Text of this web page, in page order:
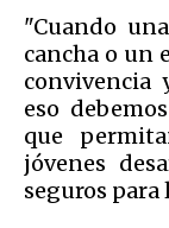
"Cuando
cancha o un
convivencia
eso
que
jóvenes
seguros para